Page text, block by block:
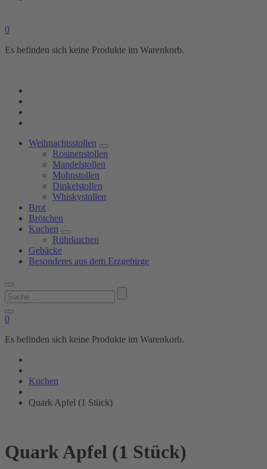
0
Es befinden sich keine Produkte im Warenkorb.
Weihnachtsstollen
Rosinenstollen
Mandelstollen
Mohnstollen
Dinkelstollen
Whiskystollen
Brot
Brötchen
Kuchen
Rührkuchen
Gebäcke
Besonderes aus dem Erzgebirge
Suchen
nach:
0
Es befinden sich keine Produkte im Warenkorb.
Bräunig
Kuchen
Quark Apfel (1 Stück)
Quark Apfel (1 Stück)